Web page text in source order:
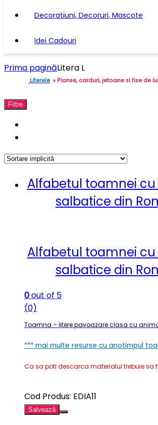
Decoratiuni, Decoruri, Mascote
Idei Cadouri
Prima paginăLitera L
Literele » Planse, carduri, jetoane si fise de
Filtre
Alfabetul toamnei
salbatice din
Alfabetul toamnei
salbatice din
0out of 5
(0)
Toamna – litere pavoazare clasa cu
*** mai multe resurse cu anotimpul
Ca sa poti descarca materialul trebuie sa
Cod Produs: EDIA11
Salvează